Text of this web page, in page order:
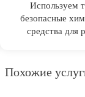
Используем
безопасные
средства для
Похожие